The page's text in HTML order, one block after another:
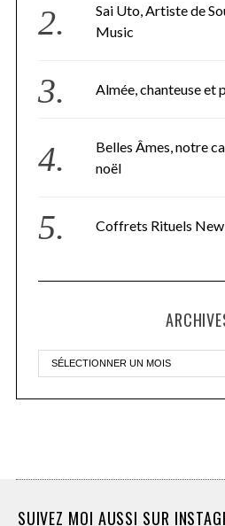
Sai Uto, Artiste de
Music
Almée, chanteuse et
Belles Âmes, notre
noël
Coffrets Rituels
SUIVEZ MOI AUSSI SUR